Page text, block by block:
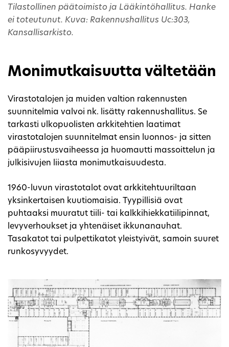
Tilastollinen päätoimisto ja Lääkintöhallitus. Hanke
ei toteutunut. Kuva: Rakennushallitus Uc:303,
Kansallisarkisto.
Monimutkaisuutta vältetään
Virastotalojen ja muiden valtion rakennusten
suunnitelmia valvoi nk. lisätty rakennushallitus. Se
tarkasti ulkopuolisten arkkitehtien laatimat
virastotalojen suunnitelmat ensin luonnos- ja sitten
pääpiirustusvaiheessa ja huomautti massoittelun ja
julkisivujen liiasta monimutkaisuudesta.
1960-luvun virastotalot ovat arkkitehtuuriltaan
yksinkertaisen kuutiomaisia. Tyypillisiä ovat
puhtaaksi muuratut tiili- tai kalkkihiekkatiilipinnat,
levyverhoukset ja yhtenäiset ikkunanauhat.
Tasakatot tai pulpettikatot yleistyivät, samoin suuret
runkosyvyydet.